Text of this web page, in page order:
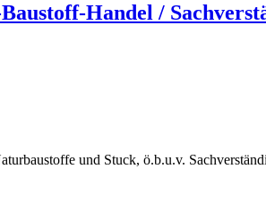
Handel /
und Stuck, ö.b.u.v.